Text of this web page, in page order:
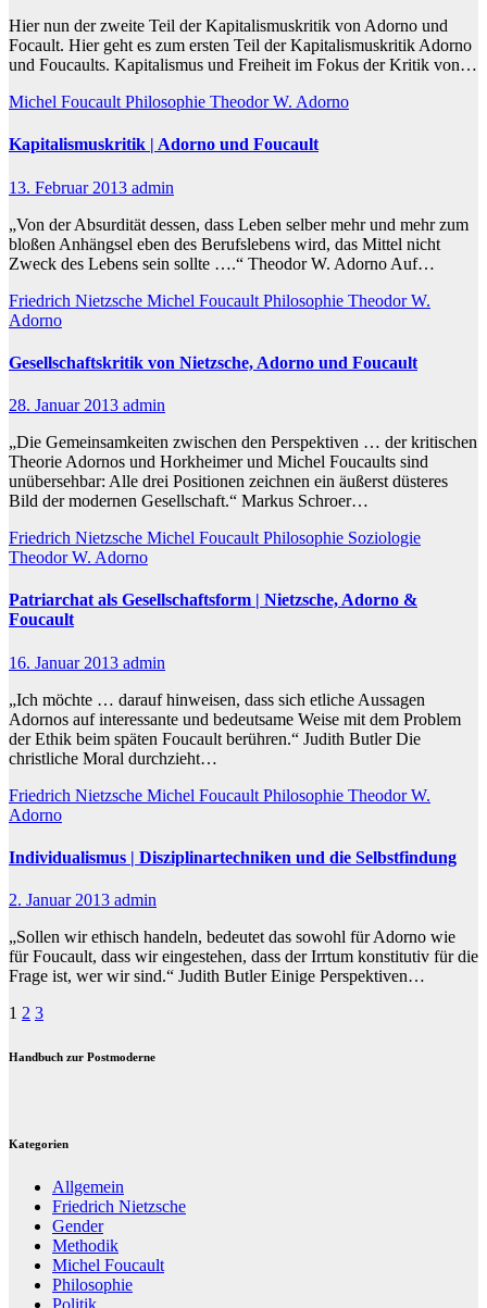
Hier nun der zweite Teil der Kapitalismuskritik von Adorno und
Focault. Hier geht es zum ersten Teil der Kapitalismuskritik Adorno
und Foucaults. Kapitalismus und Freiheit im Fokus der Kritik von…
Michel Foucault Philosophie Theodor W. Adorno
Kapitalismuskritik | Adorno und Foucault
13. Februar 2013 admin
„Von der Absurdität dessen, dass Leben selber mehr und mehr zum
bloßen Anhängsel eben des Berufslebens wird, das Mittel nicht
Zweck des Lebens sein sollte ….“ Theodor W. Adorno Auf…
Friedrich Nietzsche Michel Foucault Philosophie Theodor W.
Adorno
Gesellschaftskritik von Nietzsche, Adorno und Foucault
28. Januar 2013 admin
„Die Gemeinsamkeiten zwischen den Perspektiven … der kritischen
Theorie Adornos und Horkheimer und Michel Foucaults sind
unübersehbar: Alle drei Positionen zeichnen ein äußerst düsteres
Bild der modernen Gesellschaft.“ Markus Schroer…
Friedrich Nietzsche Michel Foucault Philosophie Soziologie
Theodor W. Adorno
Patriarchat als Gesellschaftsform | Nietzsche, Adorno &
Foucault
16. Januar 2013 admin
„Ich möchte … darauf hinweisen, dass sich etliche Aussagen
Adornos auf interessante und bedeutsame Weise mit dem Problem
der Ethik beim späten Foucault berühren.“ Judith Butler Die
christliche Moral durchzieht…
Friedrich Nietzsche Michel Foucault Philosophie Theodor W.
Adorno
Individualismus | Disziplinartechniken und die Selbstfindung
2. Januar 2013 admin
„Sollen wir ethisch handeln, bedeutet das sowohl für Adorno wie
für Foucault, dass wir eingestehen, dass der Irrtum konstitutiv für die
Frage ist, wer wir sind.“ Judith Butler Einige Perspektiven…
Beitragsnavigation
1 2 3
Handbuch zur Postmoderne
Kategorien
Allgemein
Friedrich Nietzsche
Gender
Methodik
Michel Foucault
Philosophie
Politik